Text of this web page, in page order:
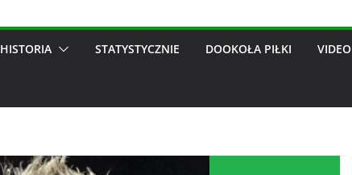
HISTORIA STATYSTYCZNIE DOOKOŁA PIŁKI VIDEO